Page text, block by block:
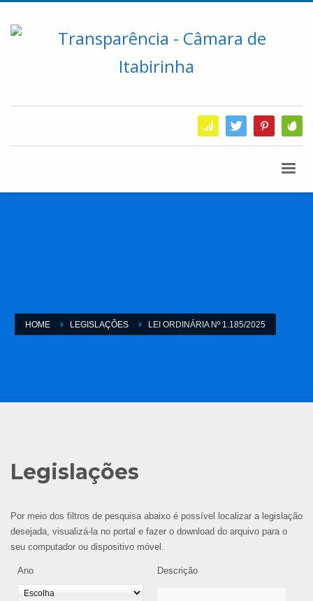
HOME LEGISLAÇÕES LEI ORDINÁRIA Nº 1.185/2025
Legislações
Por meio dos filtros de pesquisa abaixo é possível localizar a legislação
desejada, visualizá-la no portal e fazer o download do arquivo para o
seu computador ou dispositivo móvel.
Ano Descrição